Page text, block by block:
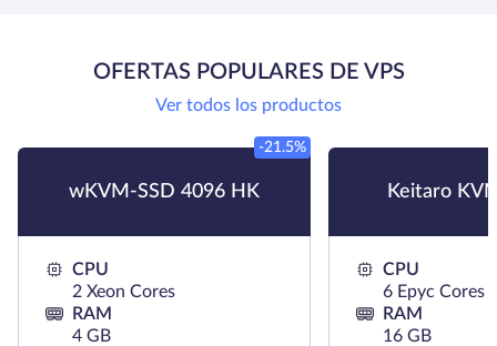
OFERTAS POPULARES DE VPS
Ver todos los productos
wKVM-SSD 4096 HK
-21.5%
CPU
2 Xeon Cores
RAM
4 GB
Keitaro
CPU
6 Epyc Cores
RAM
16 GB